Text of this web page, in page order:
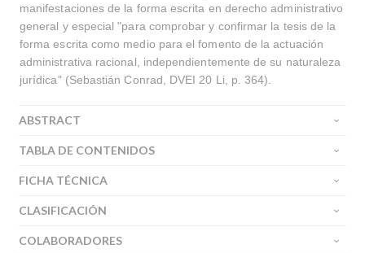
manifestaciones de la forma escrita en derecho administrativo
general y especial "para comprobar y confirmar la tesis de la
forma escrita como medio para el fomento de la actuación
administrativa racional, independientemente de su naturaleza
jurídica" (Sebastián Conrad, DVEI 20 Li, p. 364).
ABSTRACT
TABLA DE CONTENIDOS
FICHA TÉCNICA
CLASIFICACIÓN
COLABORADORES